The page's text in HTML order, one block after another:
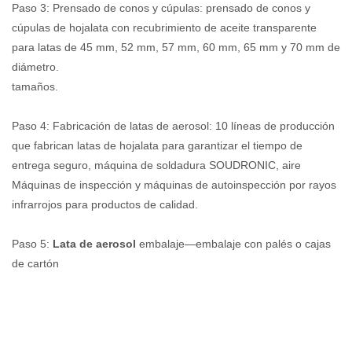
Paso 3: Prensado de conos y cúpulas: prensado de conos y
cúpulas de hojalata con recubrimiento de aceite transparente
para latas de 45 mm, 52 mm, 57 mm, 60 mm, 65 mm y 70 mm de
diámetro.
tamaños.
Paso 4: Fabricación de latas de aerosol: 10 líneas de producción
que fabrican latas de hojalata para garantizar el tiempo de
entrega seguro, máquina de soldadura SOUDRONIC, aire
Máquinas de inspección y máquinas de autoinspección por rayos
infrarrojos para productos de calidad.
Paso 5: Lata de aerosol embalaje—embalaje con palés o cajas
de cartón